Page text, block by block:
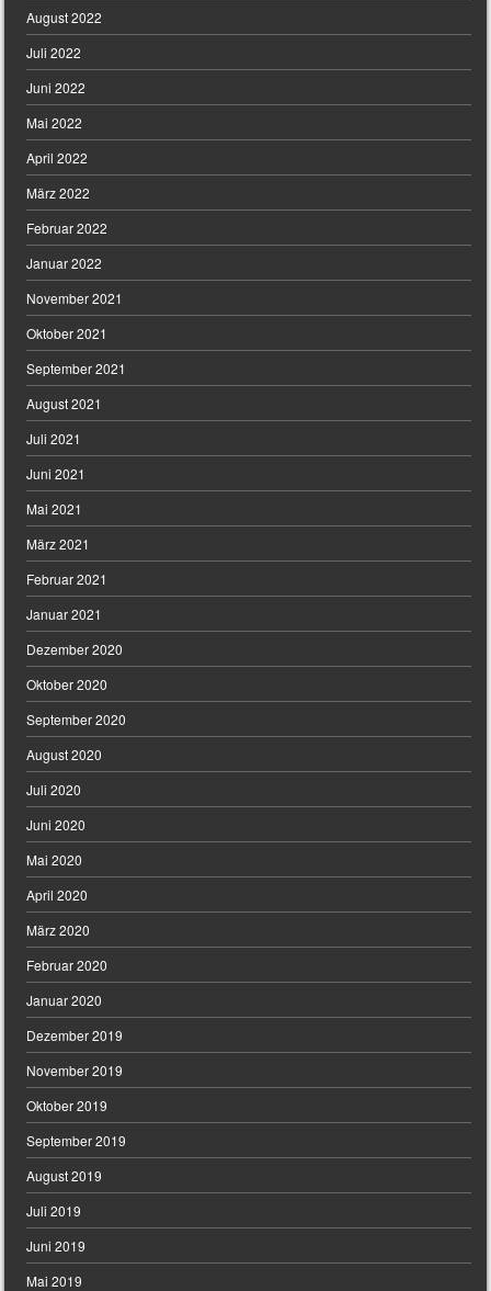
August 2022
Juli 2022
Juni 2022
Mai 2022
April 2022
März 2022
Februar 2022
Januar 2022
November 2021
Oktober 2021
September 2021
August 2021
Juli 2021
Juni 2021
Mai 2021
März 2021
Februar 2021
Januar 2021
Dezember 2020
Oktober 2020
September 2020
August 2020
Juli 2020
Juni 2020
Mai 2020
April 2020
März 2020
Februar 2020
Januar 2020
Dezember 2019
November 2019
Oktober 2019
September 2019
August 2019
Juli 2019
Juni 2019
Mai 2019